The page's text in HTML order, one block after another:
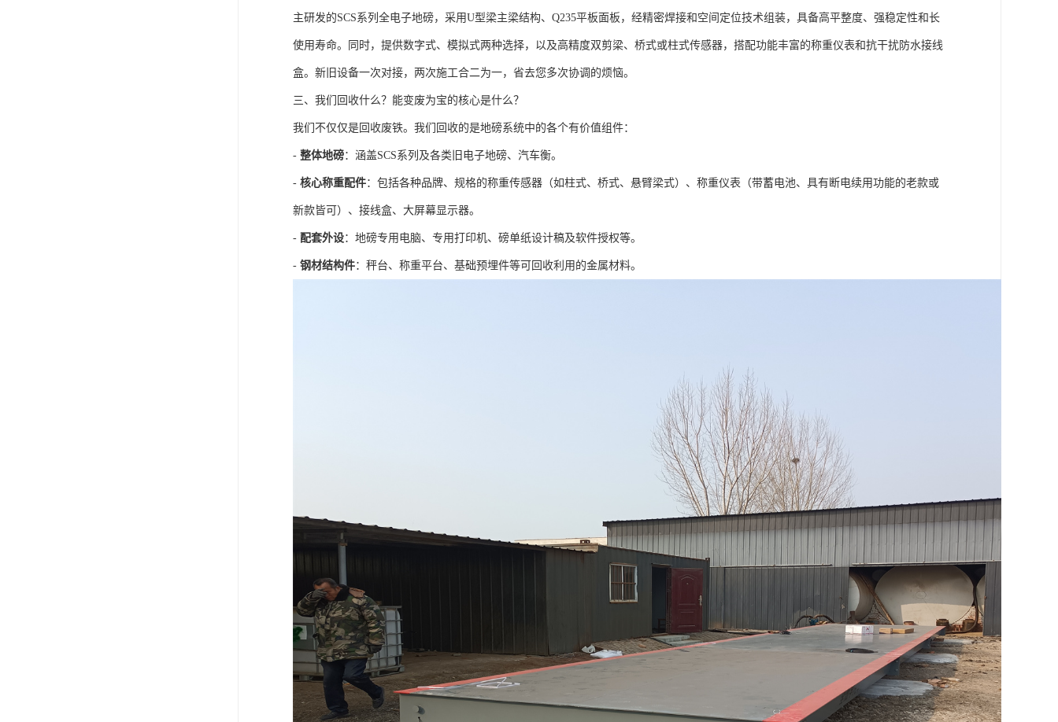
主研发的SCS系列全电子地磅，采用U型梁主梁结构、Q235平板面板，经精密焊接和空间定位技术组装，具备高平整度、强稳定性和长
使用寿命。同时，提供数字式、模拟式两种选择，以及高精度双剪梁、桥式或柱式传感器，搭配功能丰富的称重仪表和抗干扰防水接线
盒。新旧设备一次对接，两次施工合二为一，省去您多次协调的烦恼。
三、我们回收什么？能变废为宝的核心是什么？
我们不仅仅是回收废铁。我们回收的是地磅系统中的各个有价值组件：
- 整体地磅：涵盖SCS系列及各类旧电子地磅、汽车衡。
- 核心称重配件：包括各种品牌、规格的称重传感器（如柱式、桥式、悬臂梁式）、称重仪表（带蓄电池、具有断电续用功能的老款或
新款皆可）、接线盒、大屏幕显示器。
- 配套外设：地磅专用电脑、专用打印机、磅单纸设计稿及软件授权等。
- 钢材结构件：秤台、称重平台、基础预埋件等可回收利用的金属材料。